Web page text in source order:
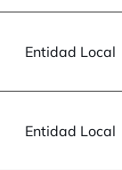
Entidad Local
Entidad Local